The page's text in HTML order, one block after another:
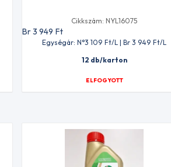
Cikkszám: NYL16075
Br 3 949 Ft
Egységár: N°3 109 Ft/L | Br 3 949 Ft/L
12 db/karton
ELFOGYOTT